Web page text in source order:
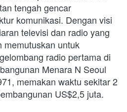
tengah gencar
komunikasi. Dengan visi
televisi dan radio yang
memutuskan untuk
radio pertama di
Menara N Seoul
memakan waktu sekitar 2
US$2,5 juta.